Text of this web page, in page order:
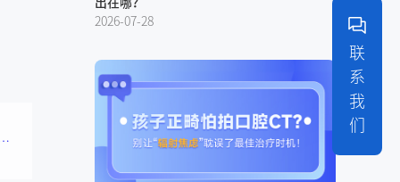
小时秒级响应，全方位为您答疑解惑~
出在哪？
2026-07-28
联
系
我
们